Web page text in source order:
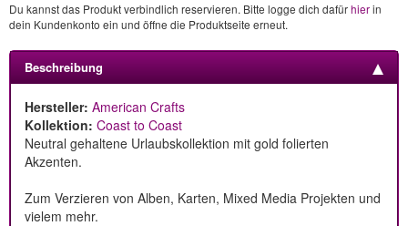
Du kannst das Produkt verbindlich reservieren. Bitte logge dich dafürhierin
dein Kundenkonto ein und öffne die Produktseite erneut.
Beschreibung
Hersteller: American Crafts
Kollektion: Coast to Coast
Neutral gehaltene Urlaubskollektion mit gold folierten
Akzenten.
Zum Verzieren von Alben, Karten, Mixed Media Projekten und
vielem mehr.